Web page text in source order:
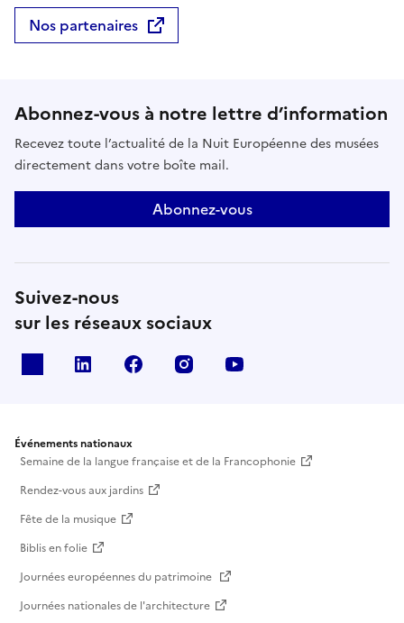
Nos partenaires
Abonnez-vous à notre lettre d’information
Recevez toute l’actualité de la Nuit Européenne des musées
directement dans votre boîte mail.
Abonnez-vous
Suivez-nous
sur les réseaux sociaux
Linkedin Facebook Instagram
Événements nationaux
Semaine de la langue française et de la Francophonie
Rendez-vous aux jardins
Fête de la musique
Biblis en folie
Journées européennes du patrimoine
Journées nationales de l'architecture